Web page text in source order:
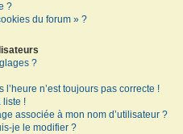
?
du forum » ?
?
n’est toujours pas correcte !
liste !
associée à mon nom d’utilisateur ?
je le modifier ?